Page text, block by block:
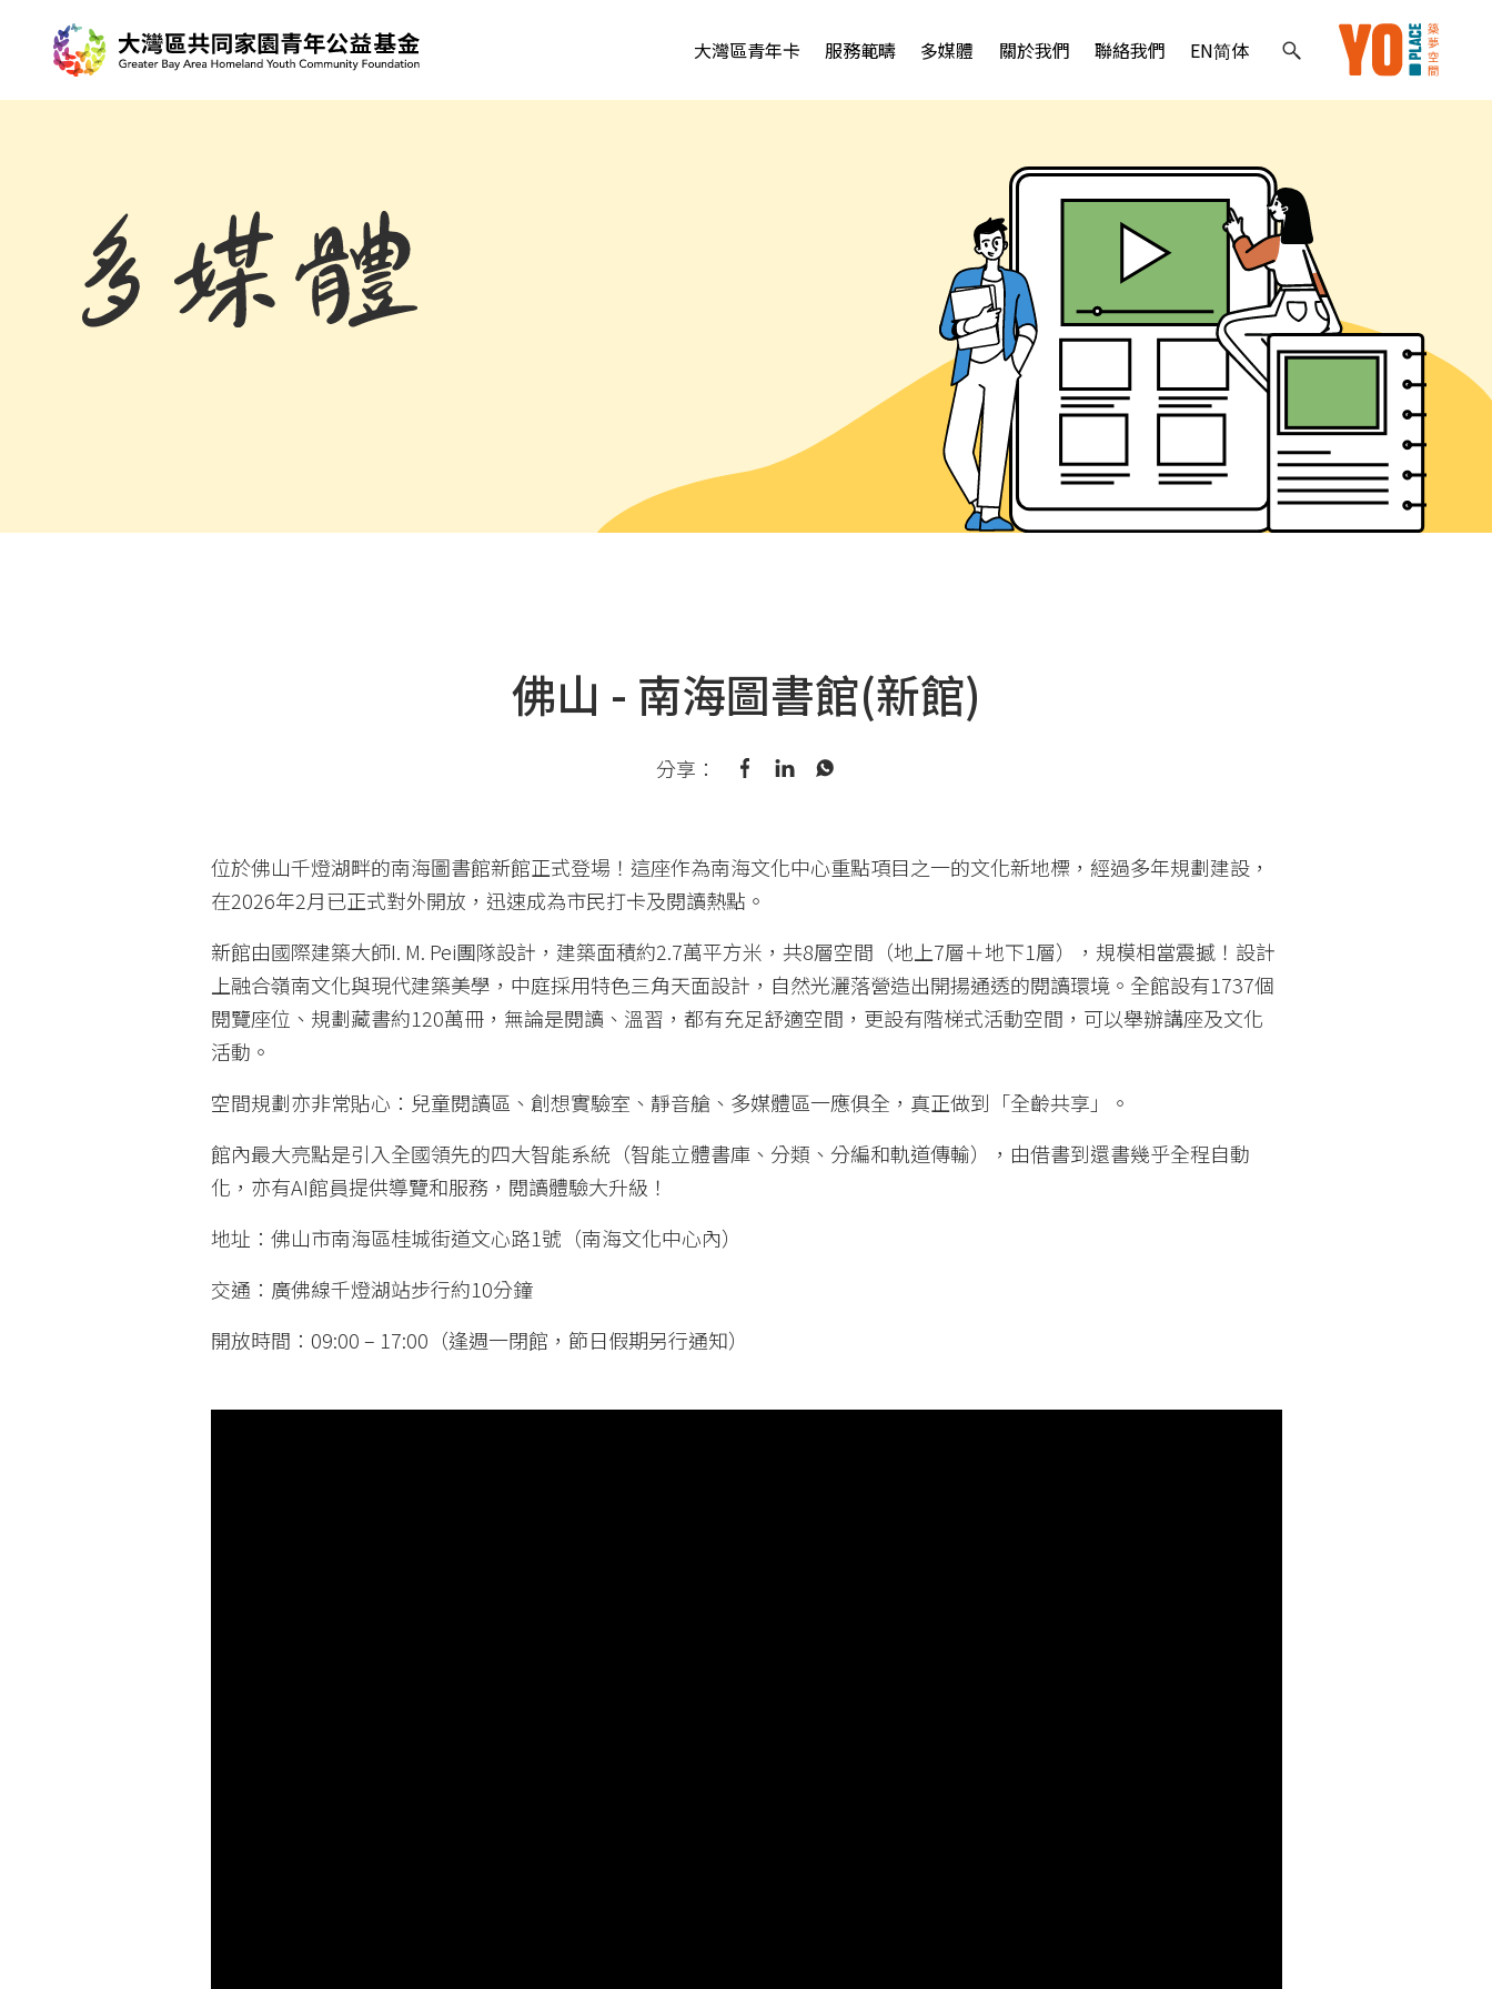
大灣區青年卡 服務範疇 多媒體 關於我們 聯絡我們 EN简体
多
媒
體
佛山 - 南海圖書館(新館)
分享：
位於佛山千燈湖畔的南海圖書館新館正式登場！這座作為南海文化中心重點項目之一的文化新地標，經過多年規劃建設，
在2026年2月已正式對外開放，迅速成為市民打卡及閱讀熱點。
新館由國際建築大師I. M. Pei團隊設計，建築面積約2.7萬平方米，共8層空間（地上7層＋地下1層），規模相當震撼！設計
上融合嶺南文化與現代建築美學，中庭採用特色三角天面設計，自然光灑落營造出開揚通透的閱讀環境。全館設有1737個
閱覽座位、規劃藏書約120萬冊，無論是閱讀、溫習，都有充足舒適空間，更設有階梯式活動空間，可以舉辦講座及文化
活動。
空間規劃亦非常貼心：兒童閱讀區、創想實驗室、靜音艙、多媒體區一應俱全，真正做到「全齡共享」。
館內最大亮點是引入全國領先的四大智能系統（智能立體書庫、分類、分編和軌道傳輸），由借書到還書幾乎全程自動
化，亦有AI館員提供導覽和服務，閱讀體驗大升級！
地址：佛山市南海區桂城街道文心路1號（南海文化中心內）
交通：廣佛線千燈湖站步行約10分鐘
開放時間：09:00 – 17:00（逢週一閉館，節日假期另行通知）